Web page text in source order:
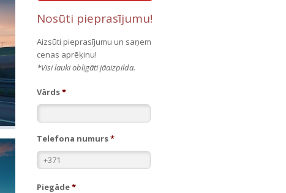
Nosūti pieprasījumu!
Aizsūti pieprasījumu un saņem
cenas aprēķinu!
*Visi lauki obligāti jāaizpilda.
Vārds*
Telefona numurs*
Piegāde*